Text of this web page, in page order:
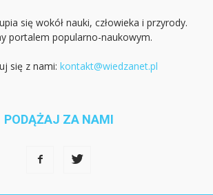
się wokół nauki, człowieka i przyrody.
portalem popularno-naukowym.
się z nami: kontakt@wiedzanet.pl
PODĄŻAJ ZA NAMI